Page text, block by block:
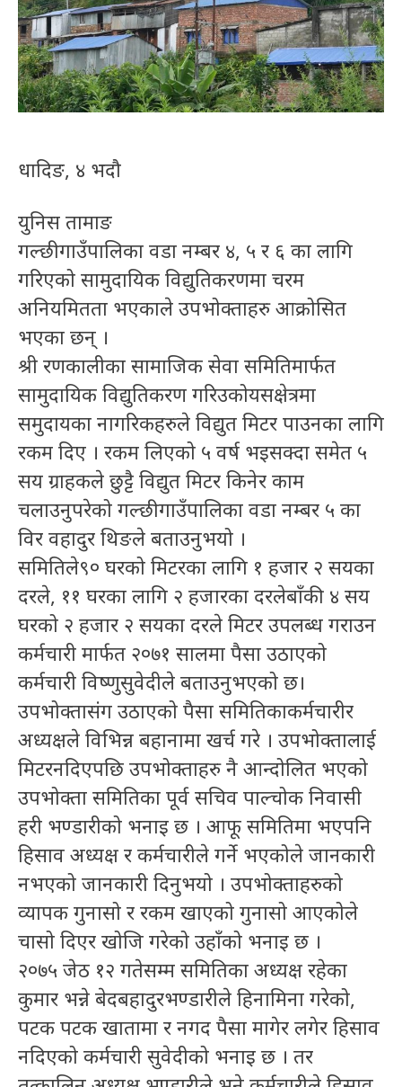
धादिङ, ४ भदौ
युनिस तामाङ
गल्छी गाउँपालिका वडा नम्बर ४, ५ र ६ का लागि
गरिएको सामुदायिक विद्युतिकरणमा चरम
अनियमितता भएकाले उपभोक्ताहरु आक्रोसित
भएका छन् ।
श्री रणकालीका सामाजिक सेवा समितिमार्फत
सामुदायिक विद्युतिकरण गरिउकोयसक्षेत्रमा
समुदायका नागरिकहरुले विद्युत मिटर पाउनका लागि
रकम दिए । रकम लिएको ५ वर्ष भइसक्दा समेत ५
सय ग्राहकले छुट्टै विद्युत मिटर किनेर काम
चलाउनुपरेको गल्छी गाउँपालिका वडा नम्बर ५ का
विर वहादुर थिङले बताउनुभयो ।
समितिले९० घरको मिटरका लागि १ हजार २ सयका
दरले, ११ घरका लागि २ हजारका दरलेबाँकी ४ सय
घरको २ हजार २ सयका दरले मिटर उपलब्ध गराउन
कर्मचारी मार्फत २०७१ सालमा पैसा उठाएको
कर्मचारी विष्णुसुवेदीले बताउनुभएको छ।
उपभोक्तासंग उठाएको पैसा समितिकाकर्मचारीर
अध्यक्षले विभिन्न बहानामा खर्च गरे । उपभोक्तालाई
मिटरनदिएपछि उपभोक्ताहरु नै आन्दोलित भएको
उपभोक्ता समितिका पूर्व सचिव पाल्चोक निवासी
हरी भण्डारीको भनाइ छ । आफू समितिमा भएपनि
हिसाव अध्यक्ष र कर्मचारीले गर्ने भएकोले जानकारी
नभएको जानकारी दिनुभयो । उपभोक्ताहरुको
व्यापक गुनासो र रकम खाएको गुनासो आएकोले
चासो दिएर खोजि गरेको उहाँको भनाइ छ ।
२०७५ जेठ १२ गतेसम्म समितिका अध्यक्ष रहेका
कुमार भन्ने बेदबहादुरभण्डारीले हिनामिना गरेको,
पटक पटक खातामा र नगद पैसा मागेर लगेर हिसाव
नदिएको कर्मचारी सुवेदीको भनाइ छ । तर